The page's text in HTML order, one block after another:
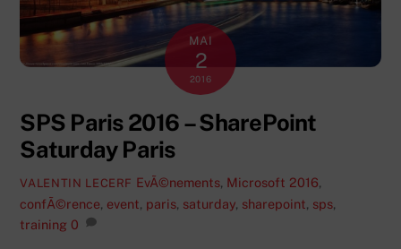
MAI
2
2016
SPS Paris 2016 – SharePoint
Saturday Paris
VALENTIN LECERF EvÃ©nements, Microsoft 2016,
confÃ©rence, event, paris, saturday, sharepoint, sps,
training 0